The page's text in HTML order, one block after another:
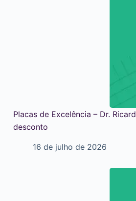
Placas de Excelência – Dr.
desconto
16 de julho de 2026